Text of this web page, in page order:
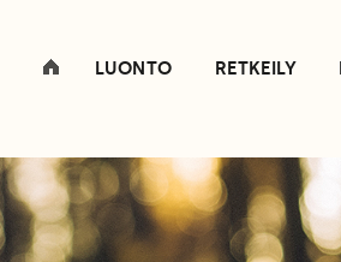
LUONTO RETKEILY